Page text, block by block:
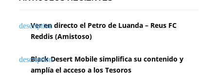
Ver en directo el Petro de Luanda – Reus FC
Reddis (Amistoso)
Black Desert Mobile simplifica su contenido y
amplía el acceso a los Tesoros